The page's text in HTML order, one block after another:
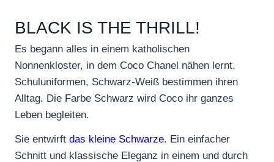
BLACK IS THE THRILL!
Es begann alles in einem katholischen
Nonnenkloster, in dem Coco Chanel nähen lernt.
Schuluniformen, Schwarz-Weiß bestimmen ihren
Alltag. Die Farbe Schwarz wird Coco ihr ganzes
Leben begleiten.
Sie entwirft das kleine Schwarze. Ein einfacher
Schnitt und klassische Eleganz in einem und durch